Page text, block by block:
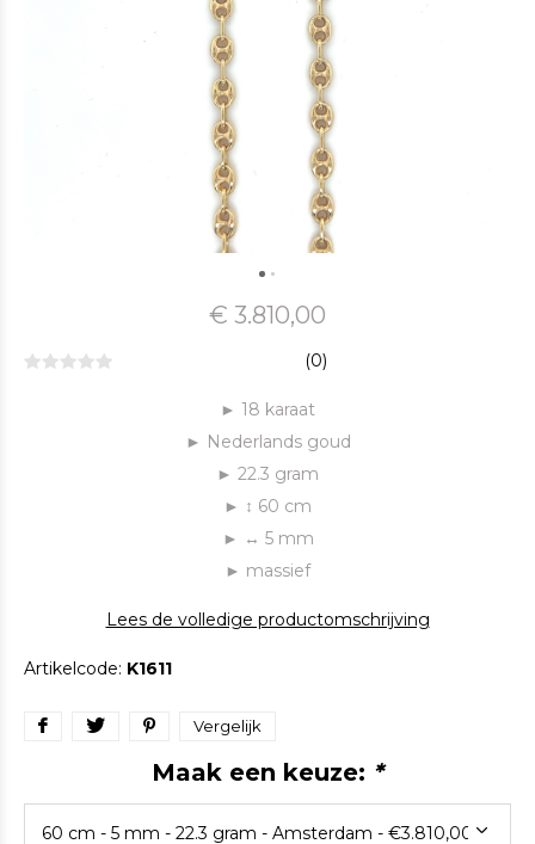
€ 3.810,00
(0)
► 18 karaat
► Nederlands goud
► 22.3 gram
► ↕ 60 cm
► ↔ 5 mm
► massief
Lees de volledige productomschrijving
Artikelcode: K1611
Vergelijk
Maak een keuze: *